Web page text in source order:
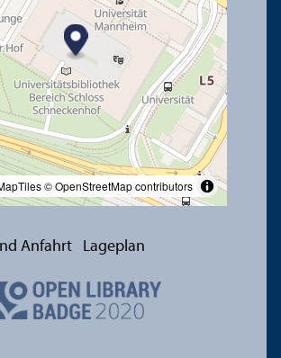
© OpenStreetMap contributors
Anfahrt Lageplan